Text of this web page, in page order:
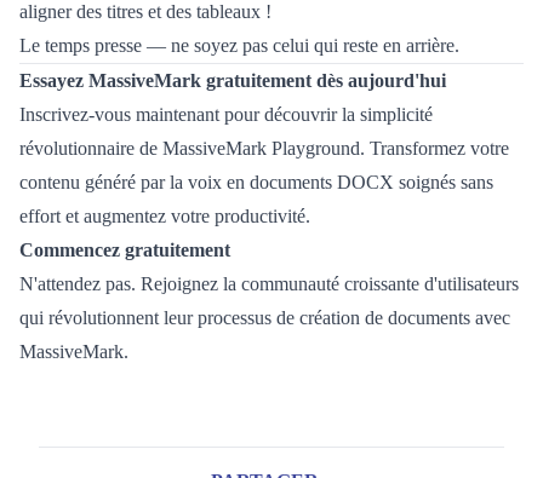
aligner des titres et des tableaux !
Le temps presse — ne soyez pas celui qui reste en arrière.
Essayez MassiveMark gratuitement dès aujourd'hui
Inscrivez-vous maintenant pour découvrir la simplicité
révolutionnaire de MassiveMark Playground. Transformez votre
contenu généré par la voix en documents DOCX soignés sans
effort et augmentez votre productivité.
Commencez gratuitement
N'attendez pas. Rejoignez la communauté croissante d'utilisateurs
qui révolutionnent leur processus de création de documents avec
MassiveMark.